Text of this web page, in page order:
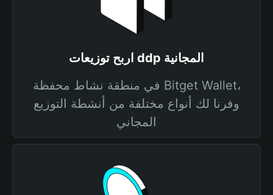
اربح توزيعات ddp المجانية
في منطقة نشاط محفظة Bitget Wallet،
وفرنا لك أنواع مختلفة من أنشطة التوزيع
المجاني